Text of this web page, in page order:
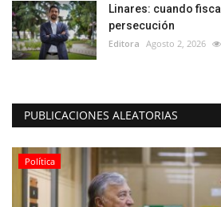
Linares: cuando
persecución
Editora Agosto 2, 2026
PUBLICACIONES ALEATORIAS
Política